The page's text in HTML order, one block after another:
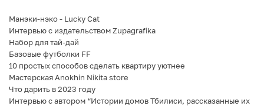
Манэки-нэко - Lucky Cat
Интервью с издательством Zupagrafika
Набор для тай-дай
Базовые футболки FF
10 простых способов сделать квартиру уютнее
Мастерская Anokhin Nikita store
Что дарить в 2023 году
Интервью с автором “Истории домов Тбилиси, рассказанные их